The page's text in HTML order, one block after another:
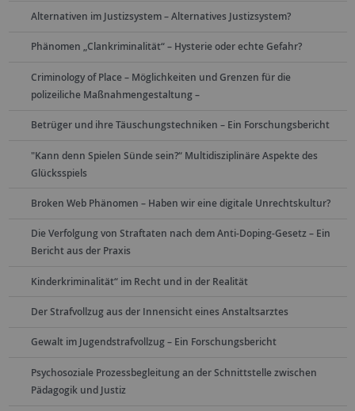
Alternativen im Justizsystem – Alternatives Justizsystem?
Phänomen „Clankriminalität“ – Hysterie oder echte Gefahr?
Criminology of Place – Möglichkeiten und Grenzen für die
polizeiliche Maßnahmengestaltung –
Betrüger und ihre Täuschungstechniken – Ein Forschungsbericht
"Kann denn Spielen Sünde sein?“ Multidisziplinäre Aspekte des
Glücksspiels
Broken Web Phänomen – Haben wir eine digitale Unrechtskultur?
Die Verfolgung von Straftaten nach dem Anti-Doping-Gesetz – Ein
Bericht aus der Praxis
Kinderkriminalität“ im Recht und in der Realität
Der Strafvollzug aus der Innensicht eines Anstaltsarztes
Gewalt im Jugendstrafvollzug – Ein Forschungsbericht
Psychosoziale Prozessbegleitung an der Schnittstelle zwischen
Pädagogik und Justiz